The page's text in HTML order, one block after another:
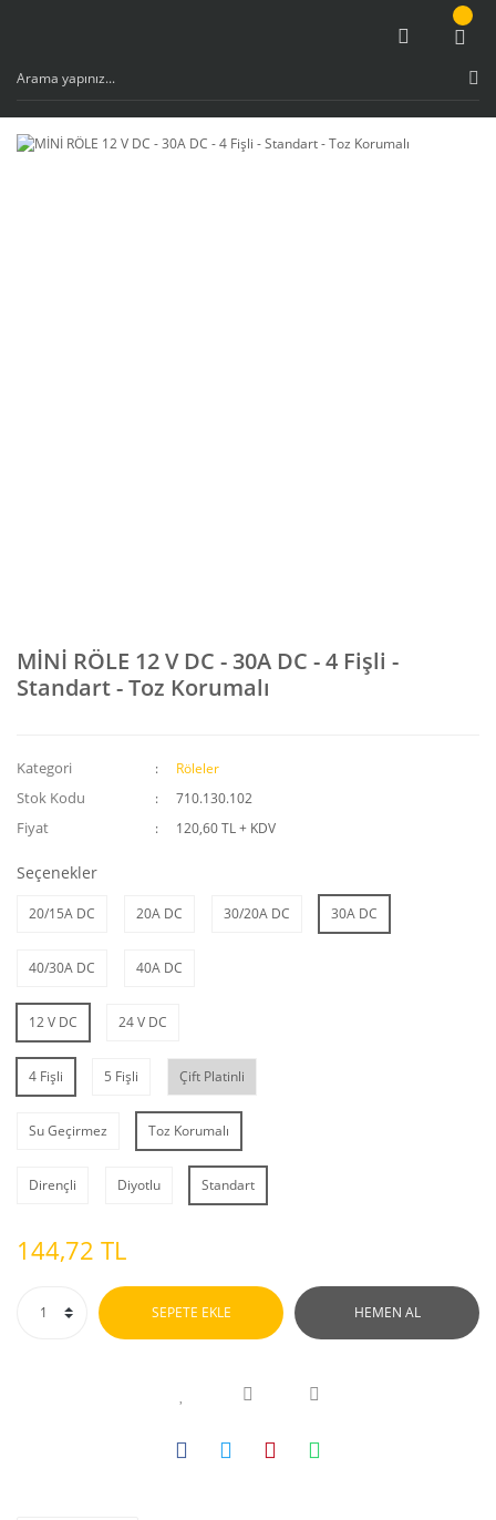
MİNİ RÖLE 12 V DC - 30A DC - 4 Fişli -
Standart - Toz Korumalı
Kategori Röleler
Stok Kodu 710.130.102
Fiyat 120,60 TL + KDV
Seçenekler
20/15A DC 20A DC 30/20A DC 30A DC
40/30A DC 40A DC
12 V DC 24 V DC
4 Fişli 5 Fişli Çift Platinli
Su Geçirmez Toz Korumalı
Dirençli Diyotlu Standart
144,72 TL
SEPETE EKLE HEMEN AL